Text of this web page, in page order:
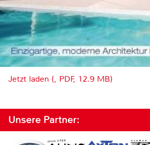
Jetzt laden (, PDF, 12.9 MB)
Unsere Partner: